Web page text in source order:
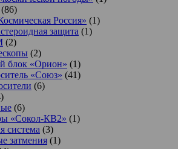
(86)
Россия» (1)
защита (1)
(2)
(2)
блок «Орион» (1)
«Союз» (41)
(6)
(6)
«Сокол-КВ2» (1)
система (3)
затмения (1)